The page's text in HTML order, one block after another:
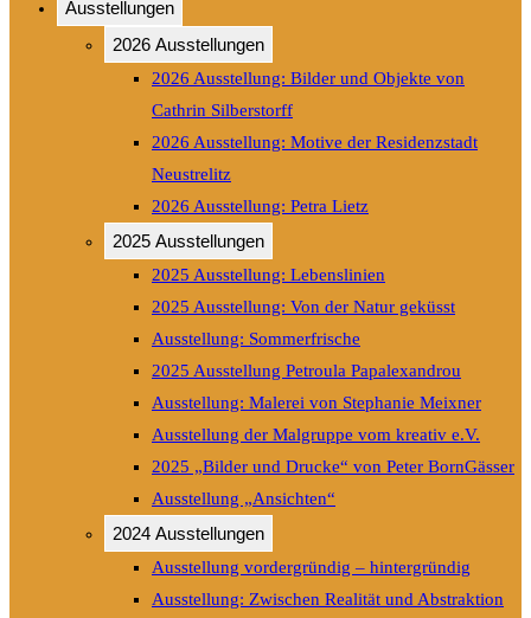
panel.
Ausstellungen
2026 Ausstellungen
2026 Ausstellung: Bilder und Objekte von
Cathrin Silberstorff
2026 Ausstellung: Motive der Residenzstadt
Neustrelitz
2026 Ausstellung: Petra Lietz
2025 Ausstellungen
2025 Ausstellung: Lebenslinien
2025 Ausstellung: Von der Natur geküsst
Ausstellung: Sommerfrische
2025 Ausstellung Petroula Papalexandrou
Ausstellung: Malerei von Stephanie Meixner
Ausstellung der Malgruppe vom kreativ e.V.
2025 „Bilder und Drucke“ von Peter BornGässer
Ausstellung „Ansichten“
2024 Ausstellungen
Ausstellung vordergründig – hintergründig
Ausstellung: Zwischen Realität und Abstraktion